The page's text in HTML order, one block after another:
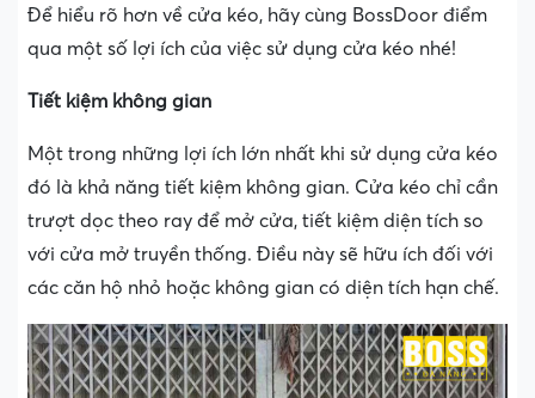
Để hiểu rõ hơn về cửa kéo, hãy cùng BossDoor điểm
qua một số lợi ích của việc sử dụng cửa kéo nhé!
Tiết kiệm không gian
Một trong những lợi ích lớn nhất khi sử dụng cửa kéo
đó là khả năng tiết kiệm không gian. Cửa kéo chỉ cần
trượt dọc theo ray để mở cửa, tiết kiệm diện tích so
với cửa mở truyền thống. Điều này sẽ hữu ích đối với
các căn hộ nhỏ hoặc không gian có diện tích hạn chế.